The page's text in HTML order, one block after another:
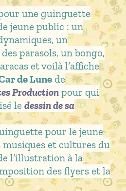
une guinguette
jeune public : un
un
parasols, un bongo,
et voilà l’affiche
de Lunede
Productionpour qui
le dessin de sa
pour le jeune
et cultures du
l’illustration à la
des flyers et la